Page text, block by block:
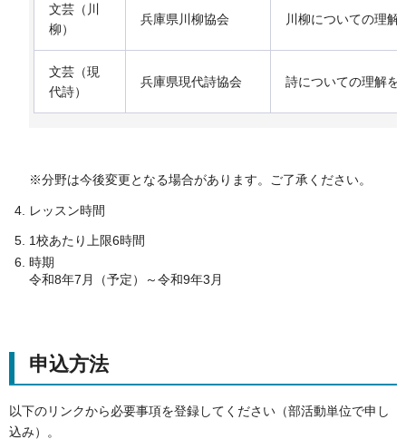
文芸（川
柳）
兵庫県川柳協会 川柳についての理
文芸（現
代詩）
兵庫県現代詩協会 詩についての理解を
※分野は今後変更となる場合があります。ご了承ください。
レッスン時間
1校あたり上限6時間
時期
令和8年7月（予定）～令和9年3月
申込方法
以下のリンクから必要事項を登録してください（部活動単位で申し
込み）。